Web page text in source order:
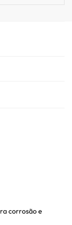
corrosão e